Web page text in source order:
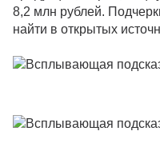
8,2 млн рублей.
найти в открытых